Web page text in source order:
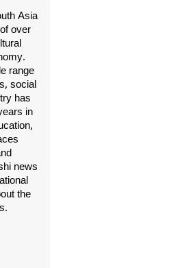
Asia
over
range
social
has
in
news
the